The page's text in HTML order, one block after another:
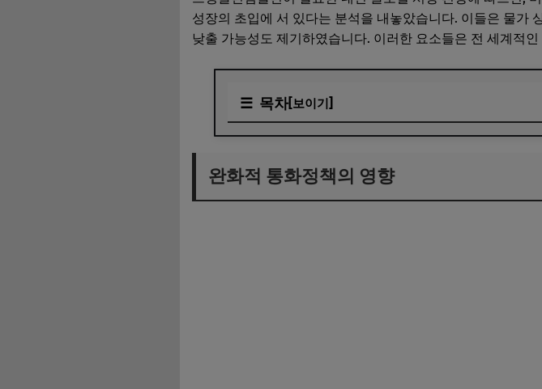
성장의 초입에 서 있다는 분석을 내놓았습니다. 이들은 물가
낮출 가능성도 제기하였습니다. 이러한 요소들은 전 세계적
목차[보이기]
규제완화의 필요성
완화적 통화정책의 영향